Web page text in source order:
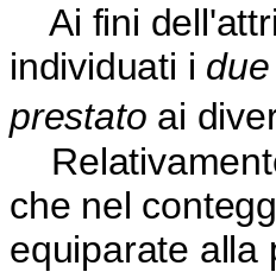
Ai fini
individuati i
prestato ai
che nel
equiparate alla